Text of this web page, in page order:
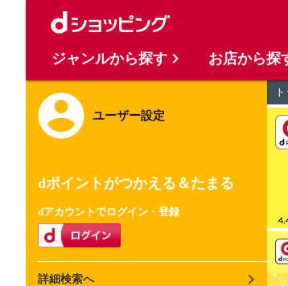
ユーザー設定
dポイントがつかえる＆たまる
dアカウントでログイン・登録
詳細検索へ
ジャンルから探す お店から探